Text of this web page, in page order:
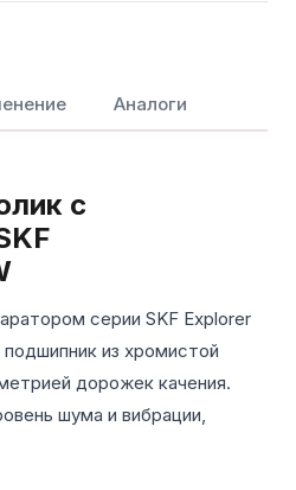
Аналоги
с
серии SKF Explorer
из хромистой
дорожек качения.
шума и вибрации,